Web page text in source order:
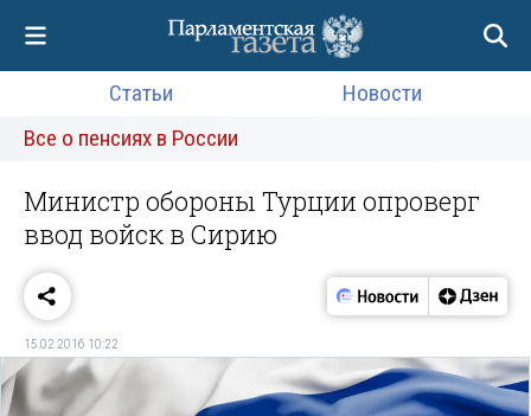
Статьи
Новости
Все о пенсиях в России
Министр обороны Турции опроверг
ввод войск в Сирию
15.02.2016 10:22